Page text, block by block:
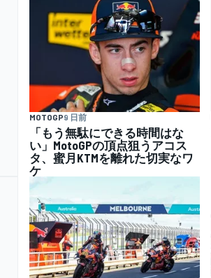
MOTOGP9 日前
「もう無駄にできる時間はな
い」MotoGPの頂点狙うアコス
タ、蜜月KTMを離れた切実なワ
ケ